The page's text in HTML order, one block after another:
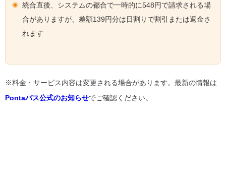
統合直後、システムの都合で一時的に548円で請求される場
合がありますが、差額139円分は日割りで割引または返金さ
れます
※料金・サービス内容は変更される場合があります。最新の情報は
Pontaパス公式のお知らせでご確認ください。